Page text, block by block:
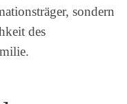
sondern
des